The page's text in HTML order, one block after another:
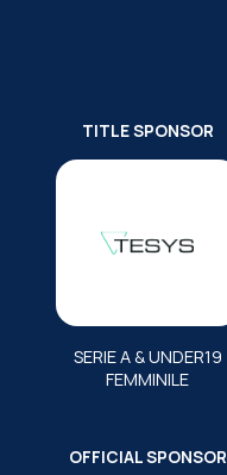
TITLE SPONSOR
SERIE A & UNDER19
FEMMINILE
OFFICIAL SPONSOR